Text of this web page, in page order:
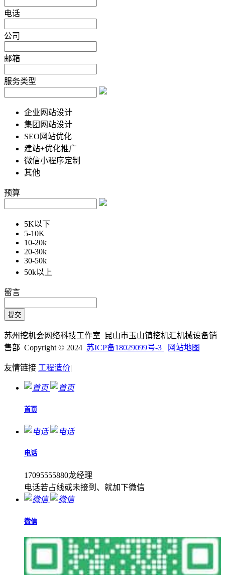
电话
公司
邮箱
服务类型
企业网站设计
集团网站设计
SEO网站优化
建站+优化推广
微信小程序定制
其他
预算
5K以下
5-10K
10-20k
20-30k
30-50k
50k以上
留言
苏州挖机会网络科技工作室 昆山市玉山镇挖机汇机械设备销
售部 Copyright © 2024 苏ICP备18029099号-3 网站地图
友情链接 工程造价|
首页
电话
17095555880龙经理
电话若占线或未接到、就加下微信
微信